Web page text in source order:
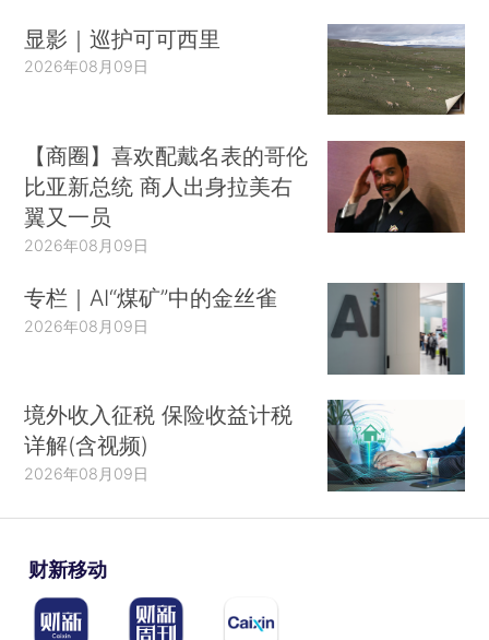
显影｜巡护可可西里
2026年08月09日
【商圈】喜欢配戴名表的哥伦
比亚新总统 商人出身拉美右
翼又一员
2026年08月09日
专栏｜AI“煤矿”中的金丝雀
2026年08月09日
境外收入征税 保险收益计税
详解(含视频)
2026年08月09日
财新移动